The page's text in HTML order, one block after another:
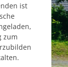
ist
zum